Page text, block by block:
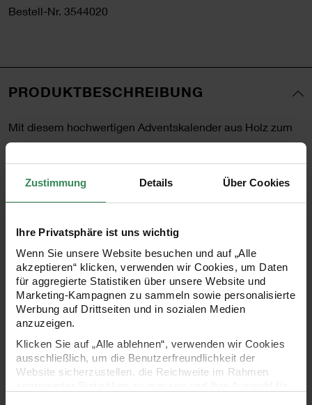
Zustimmung Details Über Cookies
Ihre Privatsphäre ist uns wichtig
Wenn Sie unsere Website besuchen und auf „Alle
akzeptieren“ klicken, verwenden wir Cookies, um Daten
für aggregierte Statistiken über unsere Website und
Marketing-Kampagnen zu sammeln sowie personalisierte
Werbung auf Drittseiten und in sozialen Medien
anzuzeigen.
Klicken Sie auf „Alle ablehnen“, verwenden wir Cookies
ausschließlich, um die Benutzerfreundlichkeit der
Website sicherzustellen, die Reichweite im Rahmen
Bestell-Nr. 3544020
PRODUKTBESCHREIBUNG
Mit diesem hochwertigen Adventskalender aus Holz zum
Aufklappen macht das Befüllen und Verschenken
besonders viel Spaß! Der Adventskalender enthält 24
gleichgroße Boxen, die mit einer praktischen Kerbe zum
naturfarben und kann je nach Gefallen individuell von
Ihnen bemalt werden. Die einzelnen Boxen sind vollständig
herausziehbar und können so ganz individuell angeordnet
werden. Praktisch ist, dass der Adventskalender vollständig
aufgebaut in zwei hausförmigen Hüllen geliefert wird, die
zusammengeklappt oder ausgeklappt hingestellt werden
können.